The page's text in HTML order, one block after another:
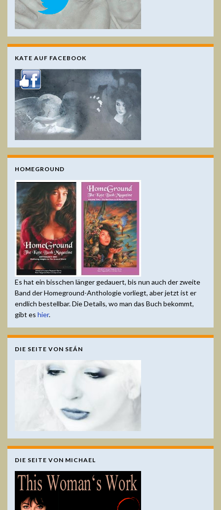
KATE AUF FACEBOOK
HOMEGROUND
Es hat ein bisschen länger gedauert, bis nun auch der zweite
Band der Homeground-Anthologie vorliegt, aber jetzt ist er
endlich bestellbar. Die Details, wo man das Buch bekommt,
gibt es hier.
DIE SEITE VON SEÁN
DIE SEITE VON MICHAEL